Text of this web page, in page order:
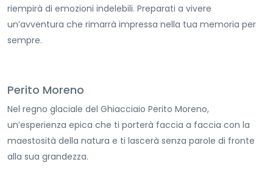
riempirà di emozioni indelebili. Preparati a vivere
un’avventura che rimarrà impressa nella tua memoria per
sempre.
Perito Moreno
Nel regno glaciale del Ghiacciaio Perito Moreno,
un’esperienza epica che ti porterà faccia a faccia con la
maestosità della natura e ti lascerà senza parole di fronte
alla sua grandezza.